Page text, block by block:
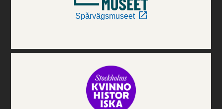
Spårvägsmuseet